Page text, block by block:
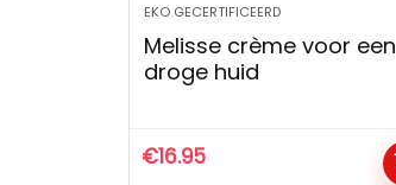
EKO GECERTIFICEERD
Melisse crème voor een
droge huid
€16.95